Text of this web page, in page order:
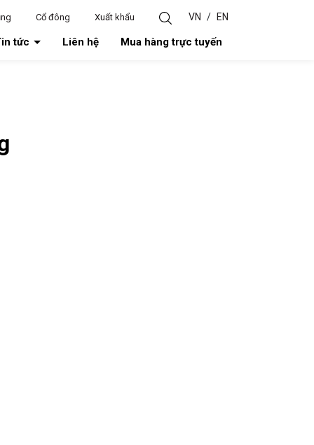
Cổ đông Xuất khẩu VN / EN
tức Liên hệ Mua hàng trực tuyến